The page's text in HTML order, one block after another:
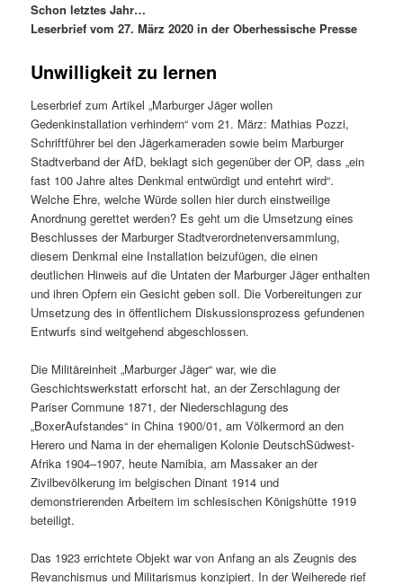
Schon letztes Jahr…
Leserbrief vom 27. März 2020 in der Oberhessische Presse
Unwilligkeit zu lernen
Leserbrief zum Artikel „Marburger Jäger wollen
Gedenkinstallation verhindern“ vom 21. März: Mathias Pozzi,
Schriftführer bei den Jägerkameraden sowie beim Marburger
Stadtverband der AfD, beklagt sich gegenüber der OP, dass „ein
fast 100 Jahre altes Denkmal entwürdigt und entehrt wird“.
Welche Ehre, welche Würde sollen hier durch einstweilige
Anordnung gerettet werden? Es geht um die Umsetzung eines
Beschlusses der Marburger Stadtverordnetenversammlung,
diesem Denkmal eine Installation beizufügen, die einen
deutlichen Hinweis auf die Untaten der Marburger Jäger enthalten
und ihren Opfern ein Gesicht geben soll. Die Vorbereitungen zur
Umsetzung des in öffentlichem Diskussionsprozess gefundenen
Entwurfs sind weitgehend abgeschlossen.
Die Militäreinheit „Marburger Jäger“ war, wie die
Geschichtswerkstatt erforscht hat, an der Zerschlagung der
Pariser Commune 1871, der Niederschlagung des
„BoxerAufstandes“ in China 1900/01, am Völkermord an den
Herero und Nama in der ehemaligen Kolonie DeutschSüdwest-
Afrika 1904–1907, heute Namibia, am Massaker an der
Zivilbevölkerung im belgischen Dinant 1914 und
demonstrierenden Arbeitern im schlesischen Königshütte 1919
beteiligt.
Das 1923 errichtete Objekt war von Anfang an als Zeugnis des
Revanchismus und Militarismus konzipiert. In der Weiherede rief